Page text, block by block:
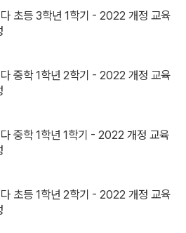
초등 3학년 1학기 - 2022 개정 교육
중학 1학년 2학기 - 2022 개정 교육
중학 1학년 1학기 - 2022 개정 교육
초등 1학년 2학기 - 2022 개정 교육